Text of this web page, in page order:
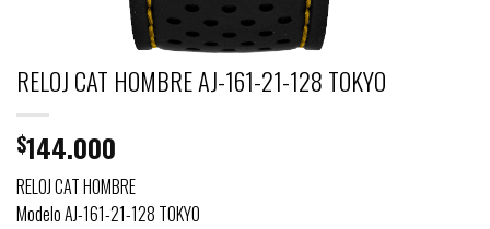
RELOJ CAT HOMBRE AJ-161-21-128 TOKYO
$144.000
RELOJ CAT HOMBRE
Modelo AJ-161-21-128 TOKYO